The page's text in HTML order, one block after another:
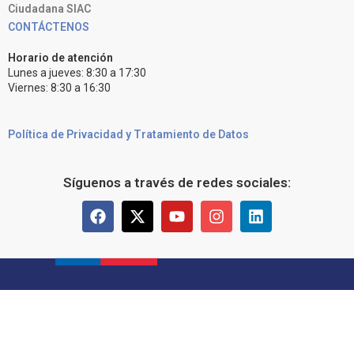
Ciudadana SIAC
CONTÁCTENOS
Horario de atención
Lunes a jueves: 8:30 a 17:30
Viernes: 8:30 a 16:30
Política de Privacidad y Tratamiento de Datos
Síguenos a través de redes sociales: